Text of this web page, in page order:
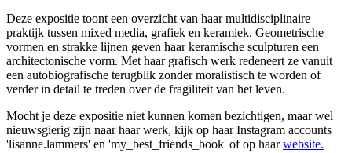
Deze expositie toont een overzicht van haar multidisciplinaire
praktijk tussen mixed media, grafiek en keramiek. Geometrische
vormen en strakke lijnen geven haar keramische sculpturen een
architectonische vorm. Met haar grafisch werk redeneert ze vanuit
een autobiografische terugblik zonder moralistisch te worden of
verder in detail te treden over de fragiliteit van het leven.
Mocht je deze expositie niet kunnen komen bezichtigen, maar wel
nieuwsgierig zijn naar haar werk, kijk op haar Instagram accounts
'lisanne.lammers' en 'my_best_friends_book' of op haarwebsite.